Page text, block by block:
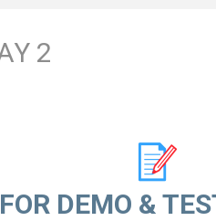
2
DEMO &